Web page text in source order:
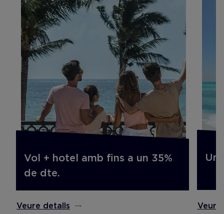
Vol + hotel amb fins a un 35%
de dte.
Veure detalls
Un
Veure